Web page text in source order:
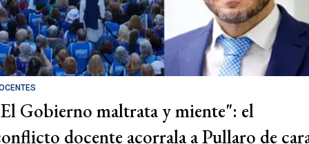
Gobierno maltrata y miente": el
docente acorrala a Pullaro de